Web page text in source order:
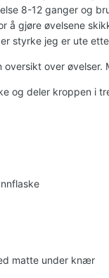
8-12 ganger og
å gjøre øvelsene
styrke jeg er ute
oversikt over
og deler kroppen i
matte under knær